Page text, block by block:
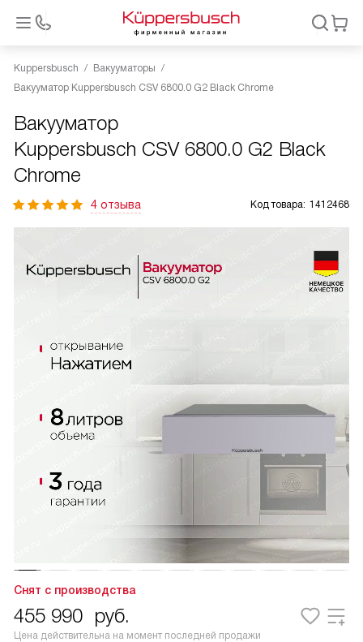
Kuppersbusch
Вакууматоры
Вакууматор Kuppersbusch CSV 6800.0 G2 Black Chrome
Вакууматор
Kuppersbusch CSV 6800.0 G2 Black
Chrome
4 отзыва Код товара: 1412468
Снят с производства
455 990 руб.
Цена действительна на момент последней продажи